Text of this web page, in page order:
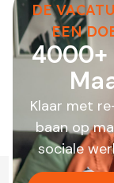
DE
EEN
4000+
Klaar met
baan op
sociale